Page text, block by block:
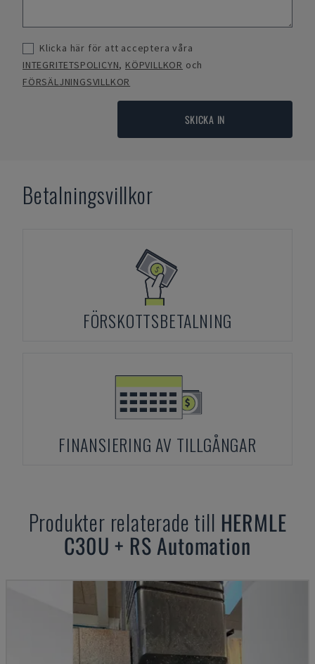
Klicka här för att acceptera våra
INTEGRITETSPOLICYN, KÖPVILLKOR och
FÖRSÄLJNINGSVILLKOR
SKICKA IN
Betalningsvillkor
FÖRSKOTTSBETALNING
FINANSIERING AV TILLGÅNGAR
Produkter relaterade till HERMLE
C30U + RS Automation